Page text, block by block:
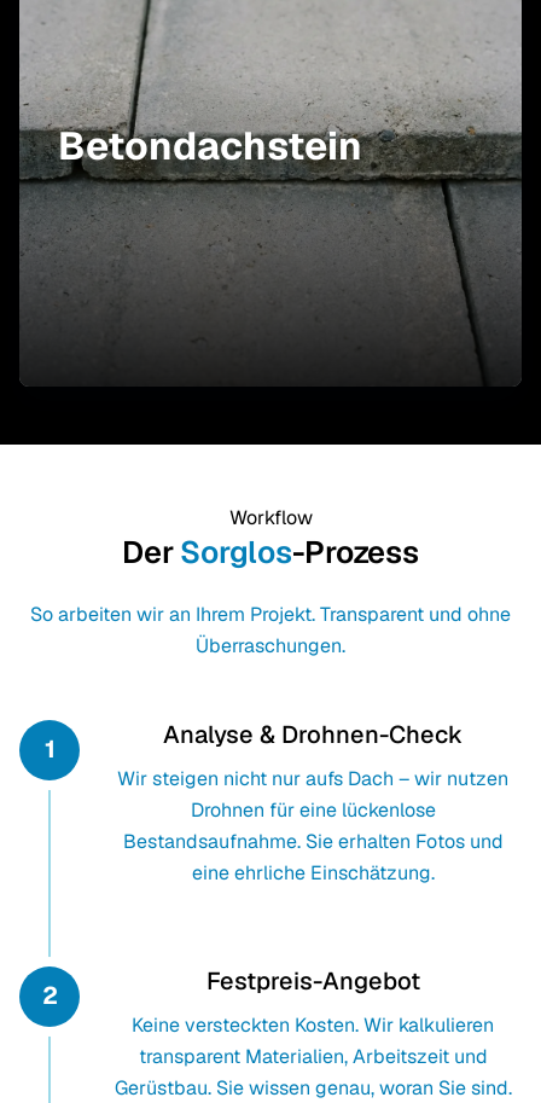
Betondachstein
Workflow
DerSorglos-Prozess
So arbeiten wir an Ihrem Projekt. Transparent und ohne
Überraschungen.
1 Analyse & Drohnen-Check
Wir steigen nicht nur aufs Dach – wir nutzen
Drohnen für eine lückenlose
Bestandsaufnahme. Sie erhalten Fotos und
eine ehrliche Einschätzung.
2 Festpreis-Angebot
Keine versteckten Kosten. Wir kalkulieren
transparent Materialien, Arbeitszeit und
Gerüstbau. Sie wissen genau, woran Sie sind.